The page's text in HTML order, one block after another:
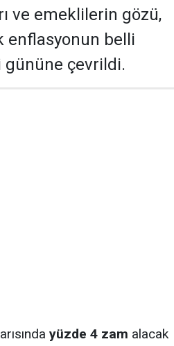
ve emeklilerin gözü,
enflasyonun belli
gününe çevrildi.
yüzde 4 zam alacak